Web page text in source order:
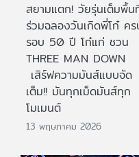
สยามแตก! วัยรุ่นเต็มพื้น
ร่วมฉลองวันเกิดพี่โก๋ ค
รอบ 50 ปี โก๋แก่ ชวน
THREE MAN DOWN
เสิร์ฟความมันส์แบบจัด
เต็ม!! มันทุกเม็ดมันส์ทุก
โมเมนต์
13 พฤษภาคม 2026